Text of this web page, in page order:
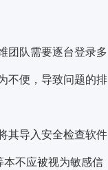
团队需要逐台登录多
不便，导致问题的排
其导入安全检查软件
本不应被视为敏感信